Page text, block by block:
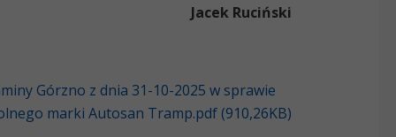
Jacek Ruciński
Górzno z dnia 31-10-2025 w sprawie
marki Autosan Tramp.pdf (910,26KB)